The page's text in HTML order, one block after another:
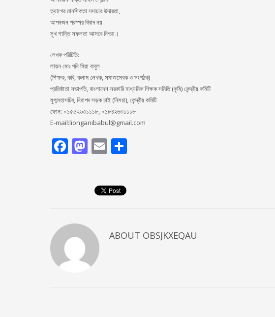
ত্যাগের মানসিকতা সদাচার উদারতা,
আপনজন পরস্পর বিবাদ নয়
সুখ শান্তি সফলতা আসবে নিশ্চয়।
লেখক পরিচিতি:
লায়ন মোঃ গনি মিয়া বাবুল
(শিক্ষক, কবি, কলাম লেখক, সমাজসেবক ও সংগঠক)
প্রতিষ্ঠাতা সভাপতি, বাংলাদেশ সরকারি মাধ্যমিক শিক্ষক সমিতি (কৃষি) কেন্দ্রীয় কমিটি
যুগ্মমহাসচিব, নিরাপদ সড়ক চাই (নিসচা), কেন্দ্রীয় কমিটি
ফোন: ০১৫৫২৬৩১১১৮, ০১৮৪২৬৩১১১৮
E-mail:lionganibabul@gmail.com
Facebook
Mastodon
Email
ABOUT OBSJKXEQAU